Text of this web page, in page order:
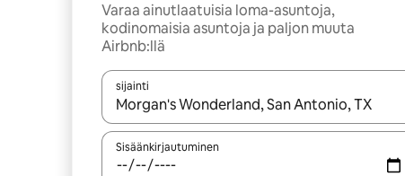
Varaa ainutlaatuisia loma-asuntoja,
kodinomaisia asuntoja ja paljon muuta
Airbnb:llä
sijainti
Kun tulokset ovat saatavilla, navigoi ylös- ja
Sisäänkirjautuminen